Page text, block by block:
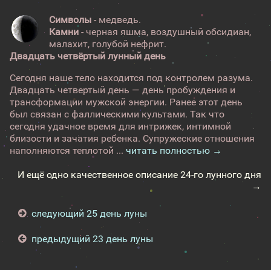
Символы - медведь.
Камни - черная яшма, воздушный обсидиан,
малахит, голубой нефрит.
Двадцать четвёртый лунный день
Сегодня наше тело находится под контролем разума.
Двадцать четвертый день — день пробуждения и
трансформации мужской энергии. Ранее этот день
был связан с фаллическими культами. Так что
сегодня удачное время для интрижек, интимной
близости и зачатия ребенка. Супружеские отношения
наполняются теплотой ... читать полностью →
И ещё одно качественное описание 24-го лунного дня
→
следующий 25 день луны
предыдущий 23 день луны